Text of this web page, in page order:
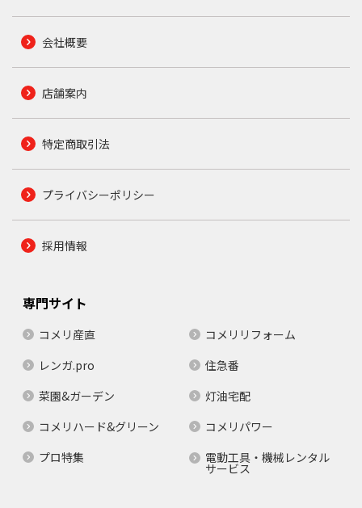
会社概要
店舗案内
特定商取引法
プライバシーポリシー
採用情報
専門サイト
コメリ産直
コメリリフォーム
レンガ.pro
住急番
菜園&ガーデン
灯油宅配
コメリハード&グリーン
コメリパワー
プロ特集
電動工具・機械レンタル
サービス